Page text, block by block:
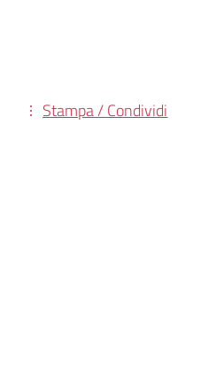
Stampa / Condividi